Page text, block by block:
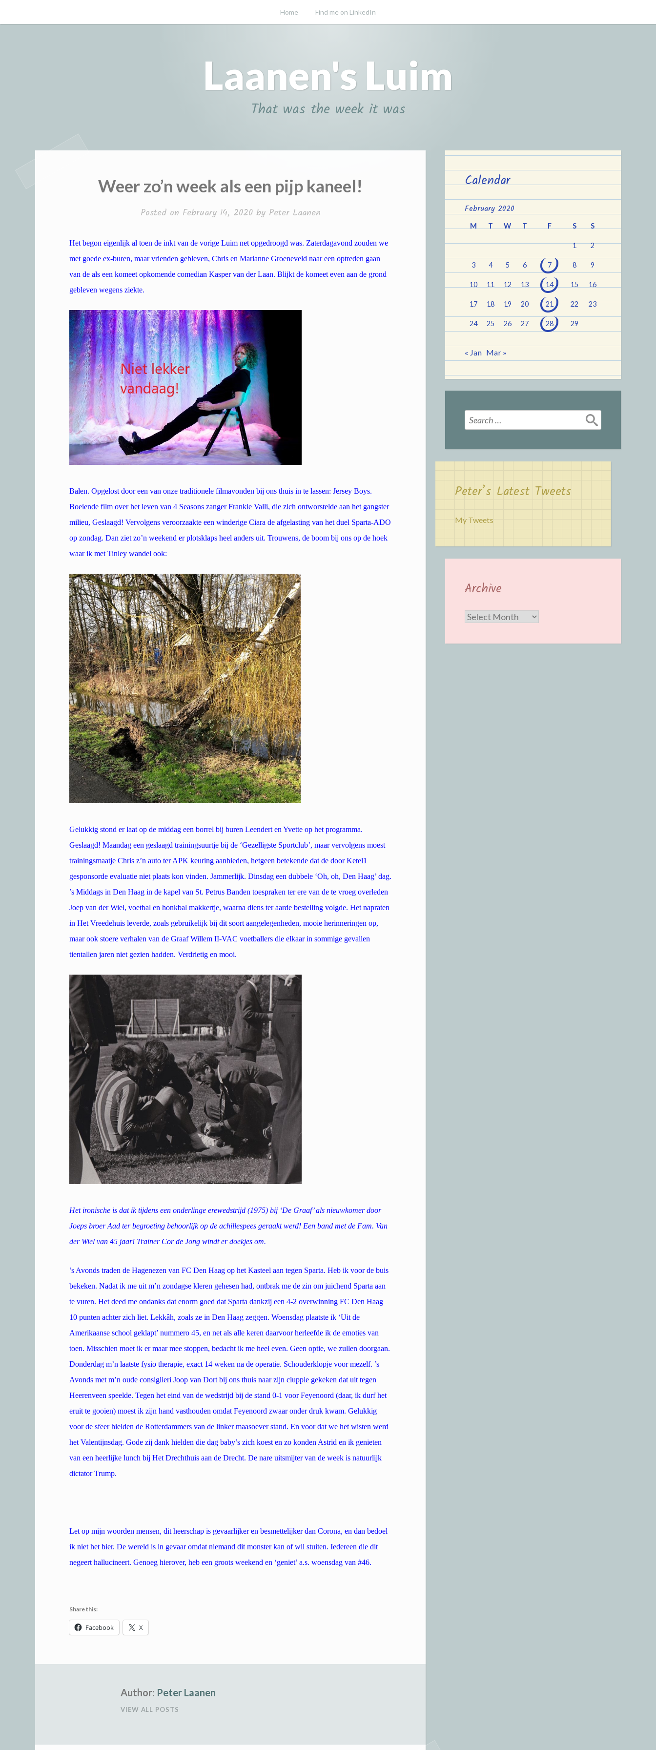
to
Home Find me on LinkedIn
Laanen's Luim
That was the week it was
Weer zo’n week als een pijp kaneel!
Posted on February 14, 2020by Peter Laanen
Het begon eigenlijk al toen de inkt van de vorige Luim net opgedroogd was. Zaterdagavond zouden we
met goede ex-buren, maar vrienden gebleven, Chris en Marianne Groeneveld naar een optreden gaan
van de als een komeet opkomende comedian Kasper van der Laan. Blijkt de komeet even aan de grond
gebleven wegens ziekte.
Balen. Opgelost door een van onze traditionele filmavonden bij ons thuis in te lassen: Jersey Boys.
Boeiende film over het leven van 4 Seasons zanger Frankie Valli, die zich ontworstelde aan het gangster
milieu, Geslaagd! Vervolgens veroorzaakte een winderige Ciara de afgelasting van het duel Sparta-ADO
op zondag. Dan ziet zo’n weekend er plotsklaps heel anders uit. Trouwens, de boom bij ons op de hoek
waar ik met Tinley wandel ook:
Gelukkig stond er laat op de middag een borrel bij buren Leendert en Yvette op het programma.
Geslaagd! Maandag een geslaagd trainingsuurtje bij de ‘Gezelligste Sportclub’, maar vervolgens moest
trainingsmaatje Chris z’n auto ter APK keuring aanbieden, hetgeen betekende dat de door Ketel1
gesponsorde evaluatie niet plaats kon vinden. Jammerlijk. Dinsdag een dubbele ‘Oh, oh, Den Haag’ dag.
’s Middags in Den Haag in de kapel van St. Petrus Banden toespraken ter ere van de te vroeg overleden
Joep van der Wiel, voetbal en honkbal makkertje, waarna diens ter aarde bestelling volgde. Het napraten
in Het Vreedehuis leverde, zoals gebruikelijk bij dit soort aangelegenheden, mooie herinneringen op,
maar ook stoere verhalen van de Graaf Willem II-VAC voetballers die elkaar in sommige gevallen
tientallen jaren niet gezien hadden. Verdrietig en mooi.
Het ironische is dat ik tijdens een onderlinge erewedstrijd (1975) bij ‘De Graaf’ als nieuwkomer door
Joeps broer Aad ter begroeting behoorlijk op de achillespees geraakt werd! Een band met de Fam. Van
der Wiel van 45 jaar! Trainer Cor de Jong windt er doekjes om.
’s Avonds traden de Hagenezen van FC Den Haag op het Kasteel aan tegen Sparta. Heb ik voor de buis
bekeken. Nadat ik me uit m’n zondagse kleren gehesen had, ontbrak me de zin om juichend Sparta aan
te vuren. Het deed me ondanks dat enorm goed dat Sparta dankzij een 4-2 overwinning FC Den Haag
10 punten achter zich liet. Lekkâh, zoals ze in Den Haag zeggen. Woensdag plaatste ik ‘Uit de
Amerikaanse school geklapt’ nummero 45, en net als alle keren daarvoor herleefde ik de emoties van
toen. Misschien moet ik er maar mee stoppen, bedacht ik me heel even. Geen optie, we zullen doorgaan.
Donderdag m’n laatste fysio therapie, exact 14 weken na de operatie. Schouderklopje voor mezelf. ’s
Avonds met m’n oude consiglieri Joop van Dort bij ons thuis naar zijn cluppie gekeken dat uit tegen
Heerenveen speelde. Tegen het eind van de wedstrijd bij de stand 0-1 voor Feyenoord (daar, ik durf het
eruit te gooien) moest ik zijn hand vasthouden omdat Feyenoord zwaar onder druk kwam. Gelukkig
voor de sfeer hielden de Rotterdammers van de linker maasoever stand. En voor dat we het wisten werd
het Valentijnsdag. Gode zij dank hielden die dag baby’s zich koest en zo konden Astrid en ik genieten
van een heerlijke lunch bij Het Drechthuis aan de Drecht. De nare uitsmijter van de week is natuurlijk
dictator Trump.
Let op mijn woorden mensen, dit heerschap is gevaarlijker en besmettelijker dan Corona, en dan bedoel
ik niet het bier. De wereld is in gevaar omdat niemand dit monster kan of wil stuiten. Iedereen die dit
negeert hallucineert. Genoeg hierover, heb een groots weekend en ‘geniet’ a.s. woensdag van #46.
Share this:
Facebook X
Author: Peter Laanen
VIEW ALL POSTS
Calendar
February 2020
M T W T F S S
1 2
3 4 5 6 7 8 9
10 11 12 13 14 15 16
17 18 19 20 21 22 23
24 25 26 27 28 29
« Jan Mar »
Search
for:
Peter’s Latest Tweets
My Tweets
Archive
Archive